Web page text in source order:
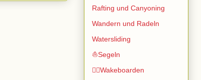
Rafting und Canyoning
Wandern und Radeln
Watersliding
⛵Segeln
🏄🏽Wakeboarden